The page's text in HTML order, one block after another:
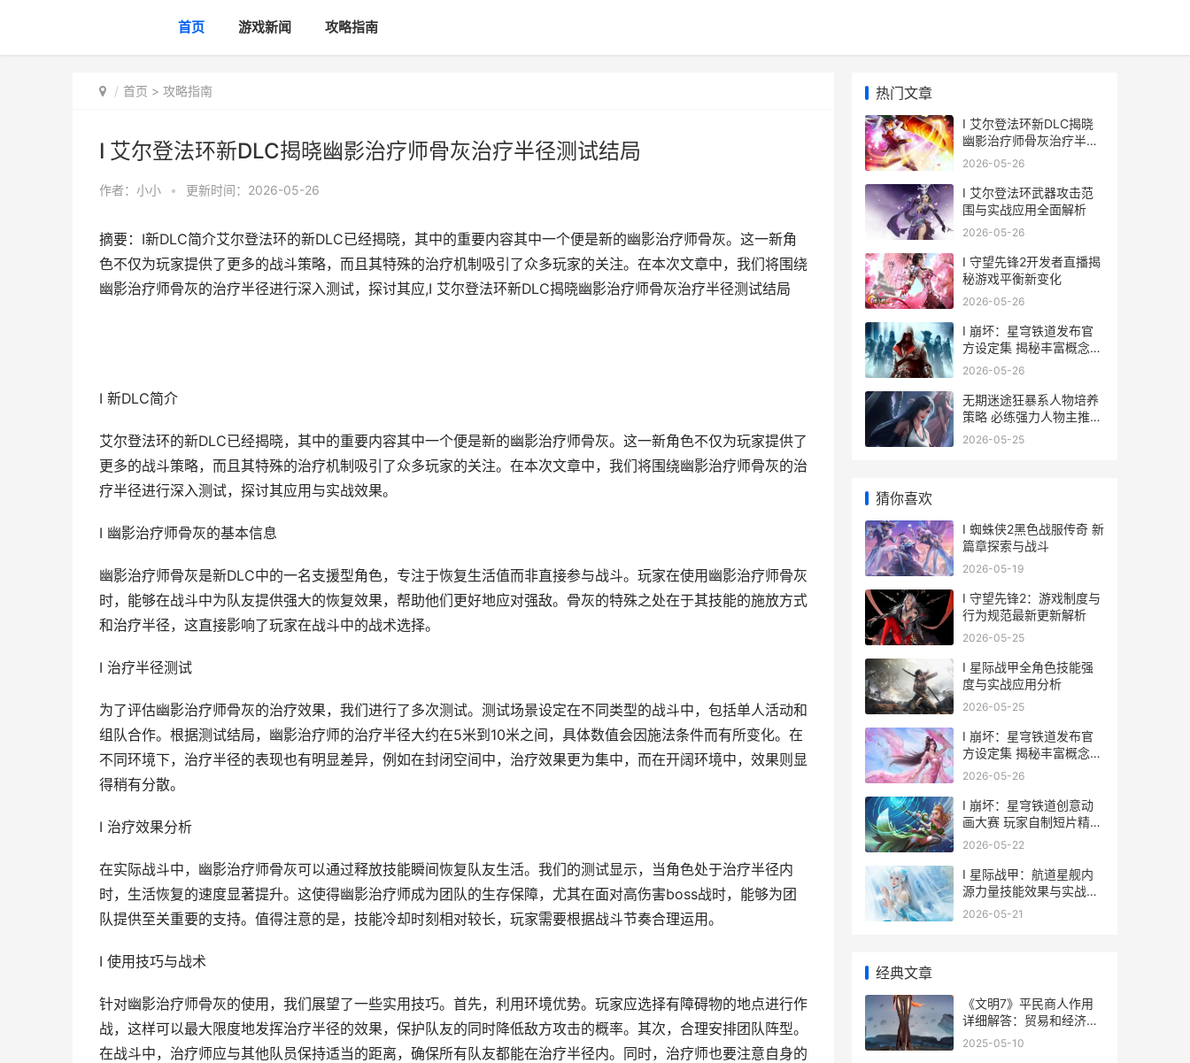
首页 游戏新闻 攻略指南
首页 > 攻略指南
I 艾尔登法环新DLC揭晓幽影治疗师骨灰治疗半径测试结局
作者： 小小 • 更新时间：2026-05-26
摘要：I新DLC简介艾尔登法环的新DLC已经揭晓，其中的重要内容其中一个便是新的幽影治疗师骨灰。这一新角
色不仅为玩家提供了更多的战斗策略，而且其特殊的治疗机制吸引了众多玩家的关注。在本次文章中，我们将围绕
幽影治疗师骨灰的治疗半径进行深入测试，探讨其应,I 艾尔登法环新DLC揭晓幽影治疗师骨灰治疗半径测试结局
I 新DLC简介
艾尔登法环的新DLC已经揭晓，其中的重要内容其中一个便是新的幽影治疗师骨灰。这一新角色不仅为玩家提供了
更多的战斗策略，而且其特殊的治疗机制吸引了众多玩家的关注。在本次文章中，我们将围绕幽影治疗师骨灰的治
疗半径进行深入测试，探讨其应用与实战效果。
I 幽影治疗师骨灰的基本信息
幽影治疗师骨灰是新DLC中的一名支援型角色，专注于恢复生活值而非直接参与战斗。玩家在使用幽影治疗师骨灰
时，能够在战斗中为队友提供强大的恢复效果，帮助他们更好地应对强敌。骨灰的特殊之处在于其技能的施放方式
和治疗半径，这直接影响了玩家在战斗中的战术选择。
I 治疗半径测试
为了评估幽影治疗师骨灰的治疗效果，我们进行了多次测试。测试场景设定在不同类型的战斗中，包括单人活动和
组队合作。根据测试结局，幽影治疗师的治疗半径大约在5米到10米之间，具体数值会因施法条件而有所变化。在
不同环境下，治疗半径的表现也有明显差异，例如在封闭空间中，治疗效果更为集中，而在开阔环境中，效果则显
得稍有分散。
I 治疗效果分析
在实际战斗中，幽影治疗师骨灰可以通过释放技能瞬间恢复队友生活。我们的测试显示，当角色处于治疗半径内
时，生活恢复的速度显著提升。这使得幽影治疗师成为团队的生存保障，尤其在面对高伤害boss战时，能够为团
队提供至关重要的支持。值得注意的是，技能冷却时刻相对较长，玩家需要根据战斗节奏合理运用。
I 使用技巧与战术
针对幽影治疗师骨灰的使用，我们展望了一些实用技巧。首先，利用环境优势。玩家应选择有障碍物的地点进行作
战，这样可以最大限度地发挥治疗半径的效果，保护队友的同时降低敌方攻击的概率。其次，合理安排团队阵型。
在战斗中，治疗师应与其他队员保持适当的距离，确保所有队友都能在治疗半径内。同时，治疗师也要注意自身的
热门文章
I 艾尔登法环新DLC揭晓
幽影治疗师骨灰治疗半径
测试结局
2026-05-26
I 艾尔登法环武器攻击范
围与实战应用全面解析
2026-05-26
I 守望先锋2开发者直播揭
秘游戏平衡新变化
2026-05-26
I 崩坏：星穹铁道发布官
方设定集 揭秘丰富概念艺
术图
2026-05-26
无期迷途狂暴系人物培养
策略 必练强力人物主推
无期迷途nga
2026-05-25
猜你喜欢
I 蜘蛛侠2黑色战服传奇 新
篇章探索与战斗
2026-05-19
I 守望先锋2：游戏制度与
行为规范最新更新解析
2026-05-25
I 星际战甲全角色技能强
度与实战应用分析
2026-05-25
I 崩坏：星穹铁道发布官
方设定集 揭秘丰富概念艺
术图
2026-05-26
I 崩坏：星穹铁道创意动
画大赛 玩家自制短片精妙
纷呈
2026-05-22
I 星际战甲：航道星舰内
源力量技能效果与实战解
析
2026-05-21
经典文章
《文明7》平民商人作用
详细解答：贸易和经济助
力 《文明7》平民能玩吗
2025-05-10